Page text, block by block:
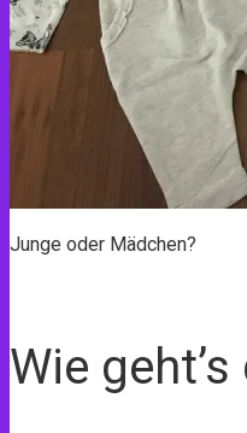
Junge oder Mädchen?
Wie